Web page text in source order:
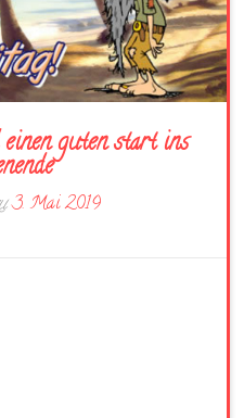
guten start ins
3. Mai 2019